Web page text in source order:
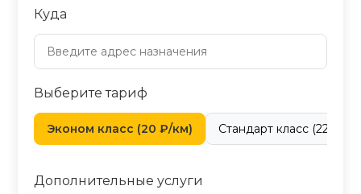
Куда
Выберите тариф
Эконом класс (20 ₽/км) Стандарт класс (22 ₽/
Дополнительные услуги